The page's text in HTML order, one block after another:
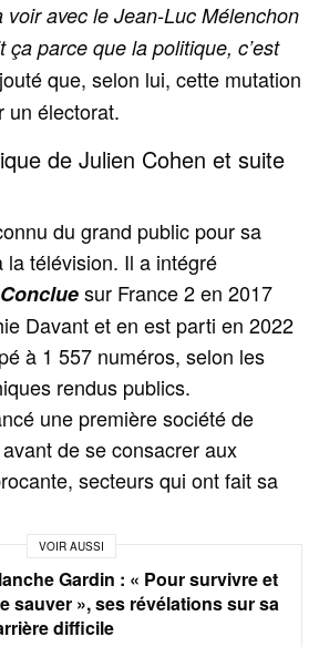
voir avec le Jean‑Luc Mélenchon
ça parce que la politique, c’est
que, selon lui, cette mutation
un électorat.
de Julien Cohen et suite
du grand public pour sa
la télévision. Il a intégré
sur France 2 en 2017
Davant et en est parti en 2022
à 1 557 numéros, selon les
rendus publics.
une première société de
de se consacrer aux
secteurs qui ont fait sa
VOIR AUSSI
Gardin : « Pour survivre et
sauver », ses révélations sur sa
difficile